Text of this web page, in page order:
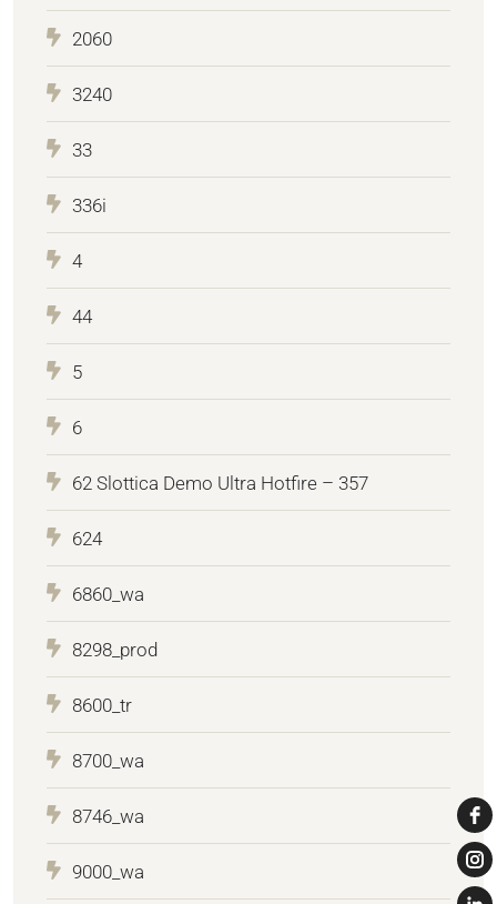
2060
3240
33
336i
4
44
5
6
62 Slottica Demo Ultra Hotfire – 357
624
6860_wa
8298_prod
8600_tr
8700_wa
8746_wa
9000_wa